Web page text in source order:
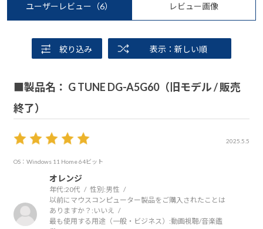
ユーザーレビュー （6） レビュー画像
絞り込み 表示：新しい順
■製品名： G TUNE DG-A5G60（旧モデル / 販売
終了）
2025.5.5
OS：Windows 11 Home 64ビット
オレンジ
年代:20代 性別:男性
以前にマウスコンピューター製品をご購入されたことは
ありますか？: いいえ
最も使用する用途（一般・ビジネス）:動画視聴/音楽鑑